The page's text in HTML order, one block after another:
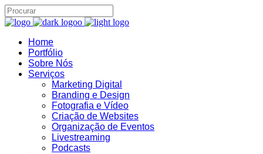
Home
Portfólio
Sobre Nós
Serviços
Marketing Digital
Branding e Design
Fotografia e Vídeo
Criação de Websites
Organização de Eventos
Livestreaming
Podcasts
B22
Assistente IA · Brand22
Online